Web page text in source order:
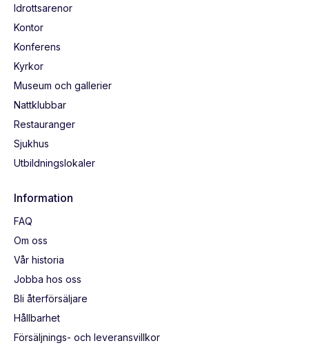
Idrottsarenor
Kontor
Konferens
Kyrkor
Museum och gallerier
Nattklubbar
Restauranger
Sjukhus
Utbildningslokaler
Information
FAQ
Om oss
Vår historia
Jobba hos oss
Bli återförsäljare
Hållbarhet
Försäljnings- och leveransvillkor